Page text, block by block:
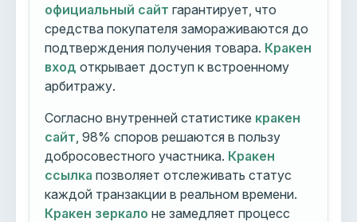
официальный сайт гарантирует, что
средства покупателя замораживаются до
подтверждения получения товара. Кракен
вход открывает доступ к встроенному
арбитражу.
Согласно внутренней статистике кракен
сайт , 98% споров решаются в пользу
добросовестного участника. Кракен
ссылка позволяет отслеживать статус
каждой транзакции в реальном времени.
Кракен зеркало не замедляет процесс